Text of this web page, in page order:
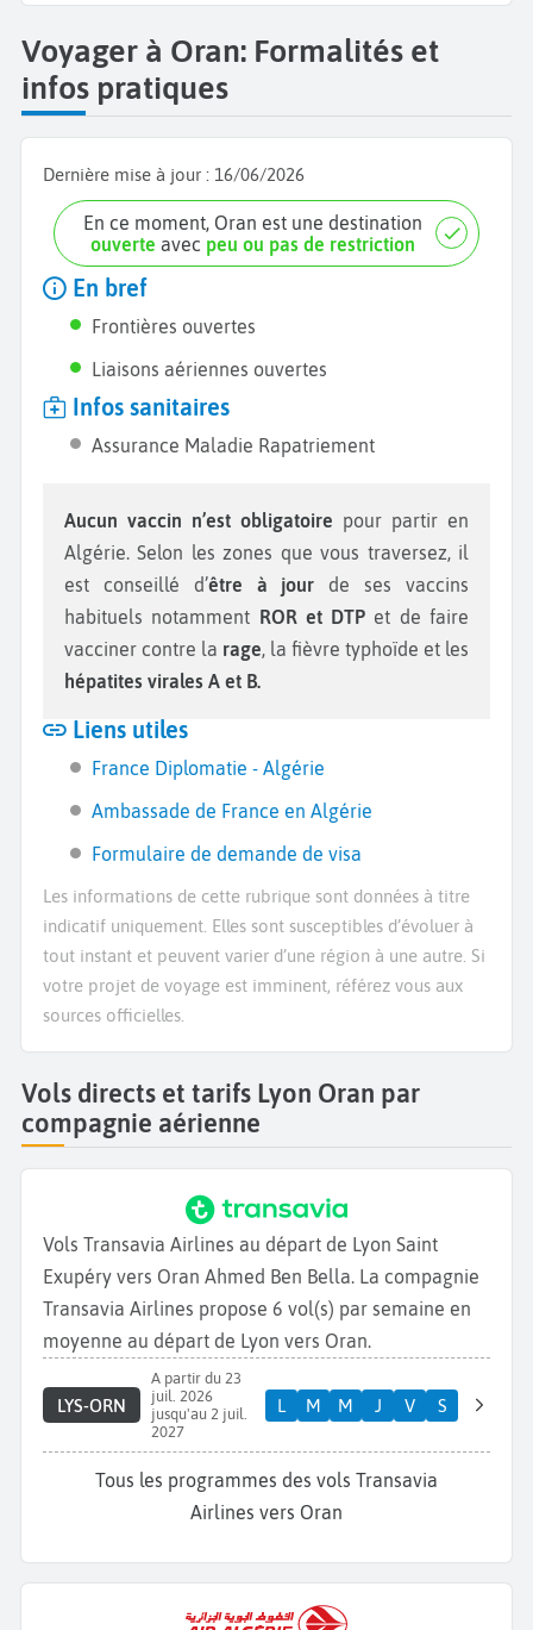
Voyager à Oran: Formalités et
infos pratiques
Dernière mise à jour : 16/06/2026
En ce moment, Oran est une destination
ouverte avec peu ou pas de restriction
En bref
Frontières ouvertes
Liaisons aériennes ouvertes
Infos sanitaires
Assurance Maladie Rapatriement
Aucun vaccin n’est obligatoire pour partir en
Algérie. Selon les zones que vous traversez, il
est conseillé d’être à jour de ses vaccins
habituels notamment ROR et DTP et de faire
vacciner contre la rage , la fièvre typhoïde et les
hépatites virales A et B.
Liens utiles
France Diplomatie - Algérie
Ambassade de France en Algérie
Formulaire de demande de visa
Les informations de cette rubrique sont données à titre
indicatif uniquement. Elles sont susceptibles d’évoluer à
tout instant et peuvent varier d’une région à une autre. Si
votre projet de voyage est imminent, référez vous aux
sources officielles.
Vols directs et tarifs Lyon Oran par
compagnie aérienne
Vols Transavia Airlines au départ de Lyon Saint
Exupéry vers Oran Ahmed Ben Bella. La compagnie
Transavia Airlines propose 6 vol(s) par semaine en
moyenne au départ de Lyon vers Oran.
LYS-ORN
A partir du 23
juil. 2026
jusqu'au 2 juil.
2027
L M M J V S
Tous les programmes des vols Transavia
Airlines vers Oran